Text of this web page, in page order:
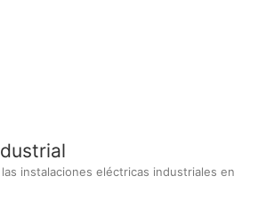
instalaciones eléctricas industriales en